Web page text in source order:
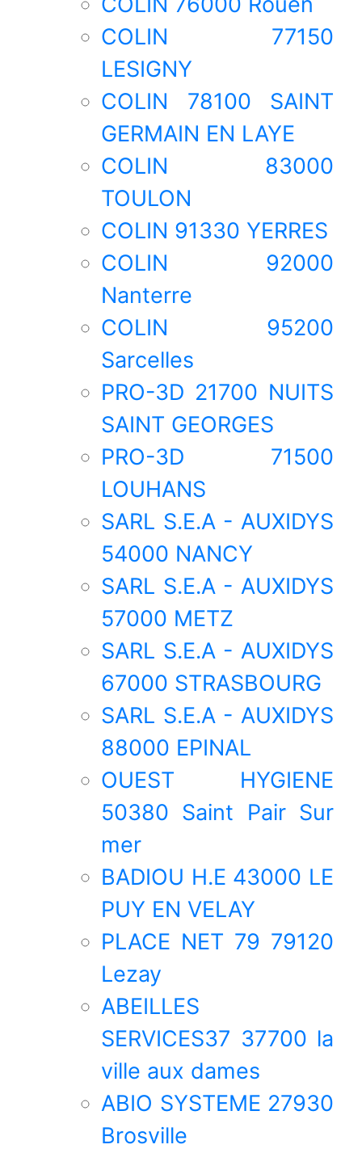
COLIN 77150
LESIGNY
COLIN 78100 SAINT
GERMAIN EN LAYE
COLIN 83000
TOULON
COLIN 91330 YERRES
COLIN 92000
Nanterre
COLIN 95200
Sarcelles
PRO-3D 21700 NUITS
SAINT GEORGES
PRO-3D 71500
LOUHANS
SARL S.E.A - AUXIDYS
54000 NANCY
SARL S.E.A - AUXIDYS
57000 METZ
SARL S.E.A - AUXIDYS
67000 STRASBOURG
SARL S.E.A - AUXIDYS
88000 EPINAL
OUEST HYGIENE
50380 Saint Pair Sur
mer
BADIOU H.E 43000 LE
PUY EN VELAY
PLACE NET 79 79120
Lezay
ABEILLES
SERVICES37 37700 la
ville aux dames
ABIO SYSTEME 27930
Brosville